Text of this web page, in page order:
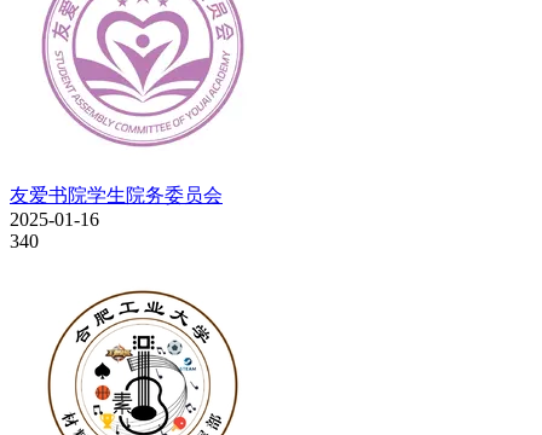
友爱书院学生院务委员会
2025-01-16
340